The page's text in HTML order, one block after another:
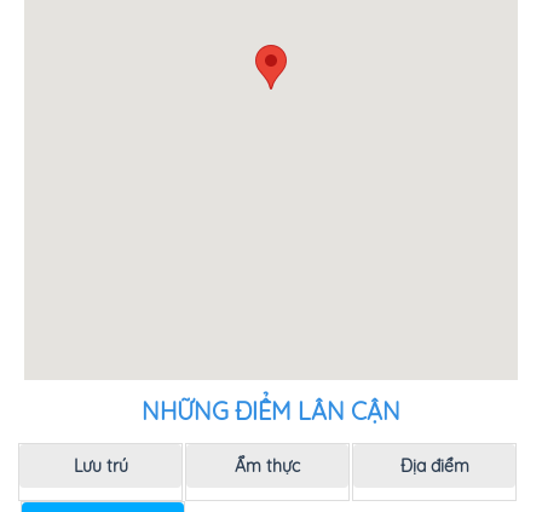
NHỮNG ĐIỂM LÂN CẬN
Lưu trú Ẩm thực Địa điểm